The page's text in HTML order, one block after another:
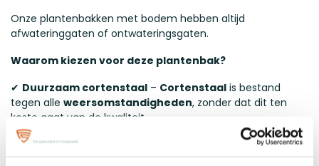
Onze plantenbakken met bodem hebben altijd
afwateringgaten of ontwateringsgaten.
Waarom kiezen voor deze plantenbak?
✔ Duurzaam cortenstaal – Cortenstaal is bestand
tegen alle weersomstandigheden, zonder dat dit ten
koste gaat van de kwaliteit.
✔Onderhoudsvrij
- Dankzij de unieke samenstelling van